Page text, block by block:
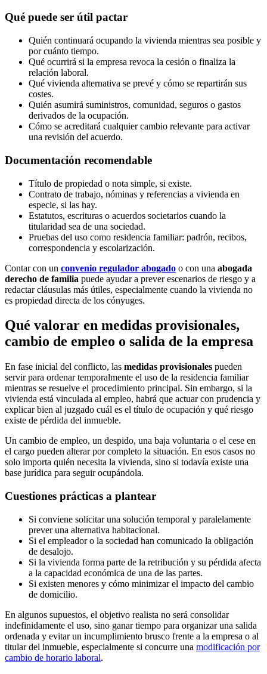
Qué puede ser útil pactar
Quién continuará ocupando la vivienda mientras sea posible y
por cuánto tiempo.
Qué ocurrirá si la empresa revoca la cesión o finaliza la
relación laboral.
Qué vivienda alternativa se prevé y cómo se repartirán sus
costes.
Quién asumirá suministros, comunidad, seguros o gastos
derivados de la ocupación.
Cómo se acreditará cualquier cambio relevante para activar
una revisión del acuerdo.
Documentación recomendable
Título de propiedad o nota simple, si existe.
Contrato de trabajo, nóminas y referencias a vivienda en
especie, si las hay.
Estatutos, escrituras o acuerdos societarios cuando la
titularidad sea de una sociedad.
Pruebas del uso como residencia familiar: padrón, recibos,
correspondencia y escolarización.
Contar con un convenio regulador abogado o con una abogada
derecho de familia puede ayudar a prever escenarios de riesgo y a
redactar cláusulas más útiles, especialmente cuando la vivienda no
es propiedad directa de los cónyuges.
Qué valorar en medidas provisionales,
cambio de empleo o salida de la empresa
En fase inicial del conflicto, las medidas provisionales pueden
servir para ordenar temporalmente el uso de la residencia familiar
mientras se resuelve el procedimiento principal. Sin embargo, si la
vivienda está vinculada al empleo, habrá que actuar con prudencia y
explicar bien al juzgado cuál es el título de ocupación y qué riesgo
existe de pérdida del inmueble.
Un cambio de empleo, un despido, una baja voluntaria o el cese en
el cargo pueden alterar por completo la situación. En esos casos no
solo importa quién necesita la vivienda, sino si todavía existe una
base jurídica para seguir ocupándola.
Cuestiones prácticas a plantear
Si conviene solicitar una solución temporal y paralelamente
prever una alternativa habitacional.
Si el empleador o la sociedad han comunicado la obligación
de desalojo.
Si la vivienda forma parte de la retribución y su pérdida afecta
a la capacidad económica de una de las partes.
Si existen menores y cómo minimizar el impacto del cambio
de domicilio.
En algunos supuestos, el objetivo realista no será consolidar
indefinidamente el uso, sino ganar tiempo para organizar una salida
ordenada y evitar un incumplimiento brusco frente a la empresa o al
titular del inmueble, especialmente si concurre una modificación por
cambio de horario laboral.